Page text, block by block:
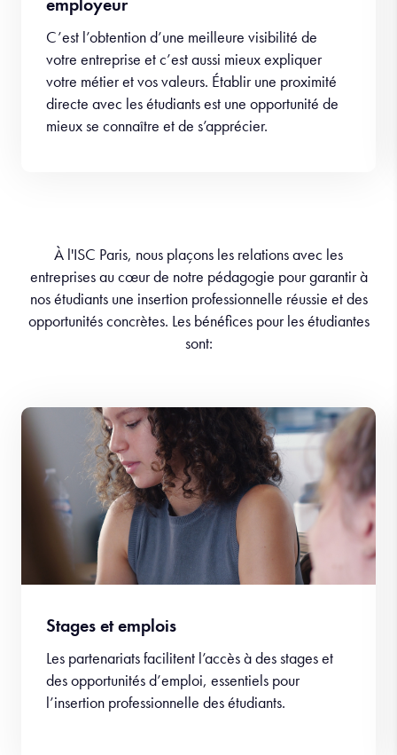
C’est l’obtention d’une meilleure visibilité de
votre entreprise et c’est aussi mieux expliquer
votre métier et vos valeurs. Établir une proximité
directe avec les étudiants est une opportunité de
mieux se connaître et de s’apprécier.
À l'ISC Paris, nous plaçons les relations avec les
entreprises au cœur de notre pédagogie pour garantir à
nos étudiants une insertion professionnelle réussie et des
opportunités concrètes. Les bénéfices pour les étudiantes
sont:
Stages et emplois
Les partenariats facilitent l’accès à des stages et
des opportunités d’emploi, essentiels pour
l’insertion professionnelle des étudiants.